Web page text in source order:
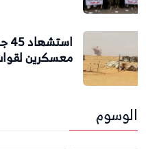
معسكرين
الوسوم